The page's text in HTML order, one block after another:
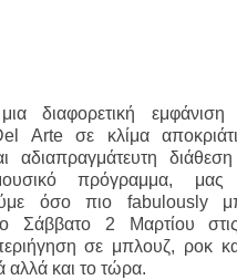
μια διαφορετική
Arte σε κλίμα
αδιαπραγμάτευτη
μουσικό πρόγραμμα,
όσο πιο fabulously
Σάββατο 2 Μαρτίου
σε μπλουζ, ροκ
αλλά και το τώρα.